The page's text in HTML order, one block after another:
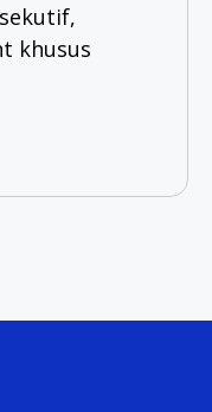
khusus